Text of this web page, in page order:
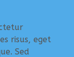
risus, eget
Sed